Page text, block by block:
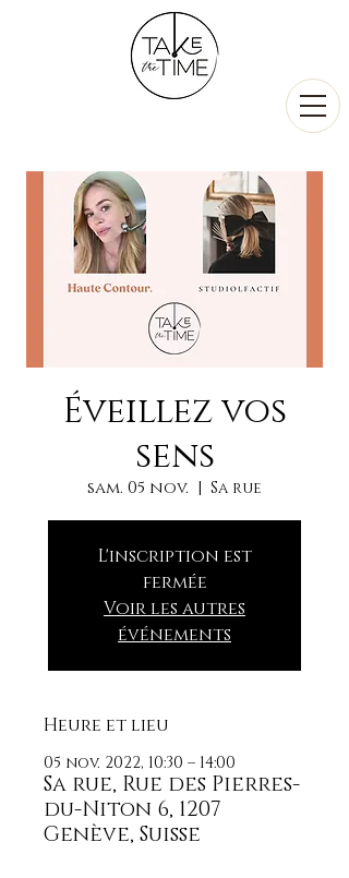
Éveillez vos
sens
sam. 05 nov.
  |
Sa rue
L'inscription est
fermée
Voir les autres
événements
Heure et lieu
05 nov. 2022, 10:30 – 14:00
Sa rue, Rue des Pierres-
du-Niton 6, 1207
Genève, Suisse